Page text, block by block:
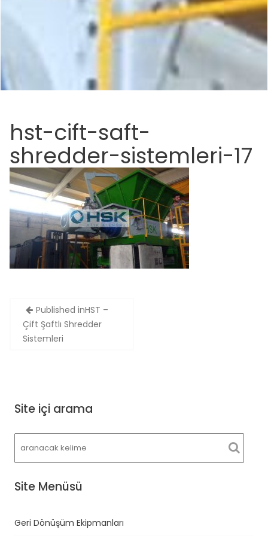
hst-cift-saft-
shredder-sistemleri-17
Yazı
gezinmesi
Published inHST –
Çift Şaftlı Shredder
Sistemleri
Site içi arama
Site Menüsü
Geri Dönüşüm Ekipmanları